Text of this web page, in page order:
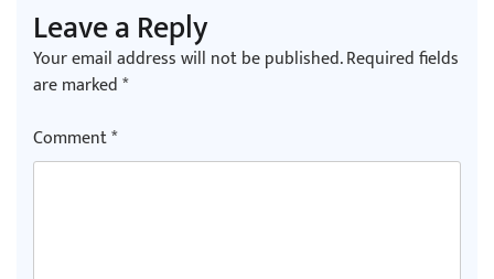
अर्जुन चन्द्रको ‘संवेदनाका प्रतिध्वनि’
Leave a Reply
Your email address will not be published.Required fields
are marked*
Comment*